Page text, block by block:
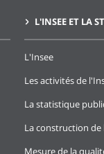
L'INSEE ET LA
L'Insee
Les activités de
La statistique
La construction
Mesure de la